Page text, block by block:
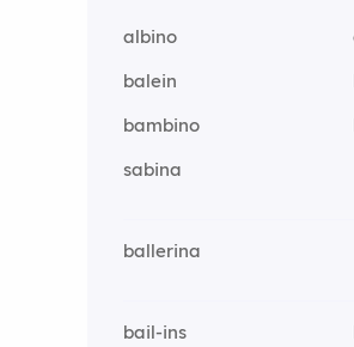
albino
balein
bambino
sabina
ballerina
bail-ins